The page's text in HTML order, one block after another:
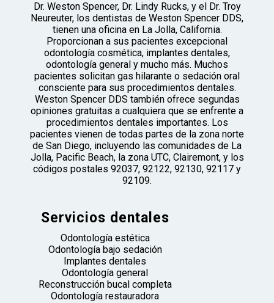
Dr. Weston Spencer, Dr. Lindy Rucks, y el Dr. Troy
Neureuter, los dentistas de Weston Spencer DDS,
tienen una oficina en La Jolla, California.
Proporcionan a sus pacientes excepcional
odontología cosmética, implantes dentales,
odontología general y mucho más. Muchos
pacientes solicitan gas hilarante o sedación oral
consciente para sus procedimientos dentales.
Weston Spencer DDS también ofrece segundas
opiniones gratuitas a cualquiera que se enfrente a
procedimientos dentales importantes. Los
pacientes vienen de todas partes de la zona norte
de San Diego, incluyendo las comunidades de La
Jolla, Pacific Beach, la zona UTC, Clairemont, y los
códigos postales 92037, 92122, 92130, 92117 y
92109.
Servicios dentales
Odontología estética
Odontología bajo sedación
Implantes dentales
Odontología general
Reconstrucción bucal completa
Odontología restauradora